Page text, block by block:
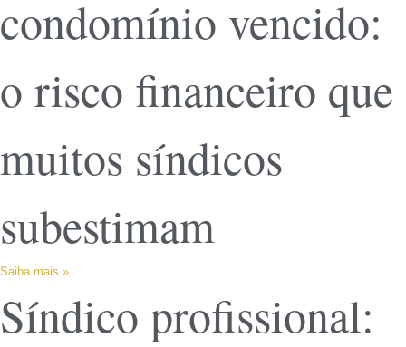
condomínio vencido:
o risco financeiro que
muitos síndicos
subestimam
Saiba mais »
Síndico profissional: